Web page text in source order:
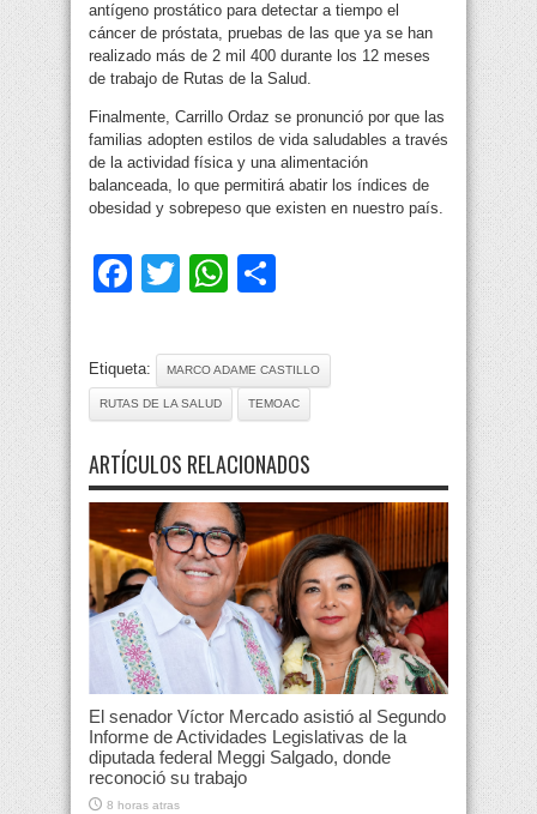
antígeno prostático para detectar a tiempo el
cáncer de próstata, pruebas de las que ya se han
realizado más de 2 mil 400 durante los 12 meses
de trabajo de Rutas de la Salud.
Finalmente, Carrillo Ordaz se pronunció por que las
familias adopten estilos de vida saludables a través
de la actividad física y una alimentación
balanceada, lo que permitirá abatir los índices de
obesidad y sobrepeso que existen en nuestro país.
Facebook
TwitterWhatsApp
Etiqueta: MARCO ADAME CASTILLO
RUTAS DE LA SALUD TEMOAC
ARTÍCULOS RELACIONADOS
El senador Víctor Mercado asistió al Segundo
Informe de Actividades Legislativas de la
diputada federal Meggi Salgado, donde
reconoció su trabajo
8 horas atras